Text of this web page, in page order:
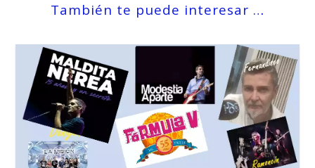
También te puede interesar …